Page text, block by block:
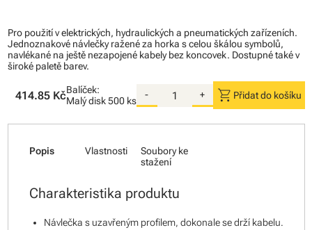
Pro použití v elektrických, hydraulických a pneumatických zařízeních.
Jednoznakové návlečky ražené za horka s celou škálou symbolů,
navlékané na ještě nezapojené kabely bez koncovek. Dostupné také v
široké paletě barev.
414.85 KčBalíček:
Malý disk500 ks
- + shopping_cart Přidat do košíku
Popis Vlastnosti
Soubory ke
stažení
Charakteristika produktu
Návlečka s uzavřeným profilem, dokonale se drží kabelu.